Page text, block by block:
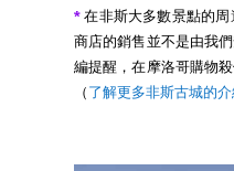
*在非斯大多數景點的
商店的銷售並不是由我
編提醒，在摩洛哥購物
（ 了解更多非斯古城的介